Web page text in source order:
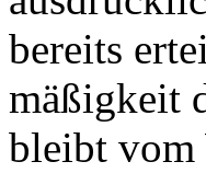
bereits
mä­ßig­keit
bleibt vom